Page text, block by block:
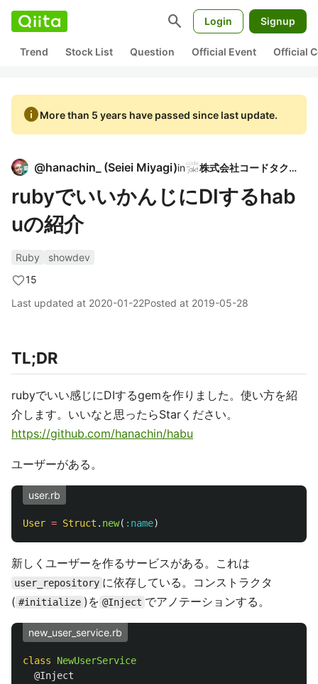
search Login Signup
Trend Stock List Question Official Event Official
infoMore than 5 years have passed since last update.
@hanachin_ (Seiei Miyagi)in 株式会社コードタクト
rubyでいいかんじにDIするhab
uの紹介
Ruby
showdev
15
Last updated at 2020-01-22Posted at 2019-05-28
TL;DR
rubyでいい感じにDIするgemを作りました。使い方を紹
介します。いいなと思ったらStarください。
https://github.com/hanachin/habu
ユーザーがある。
user.rb
User = Struct . new( :name)
新しくユーザーを作るサービスがある。これは
user_repository に依存している。コンストラクタ
( #initialize )を @Inject でアノテーションする。
new_user_service.rb
class
NewUserService
@Inject